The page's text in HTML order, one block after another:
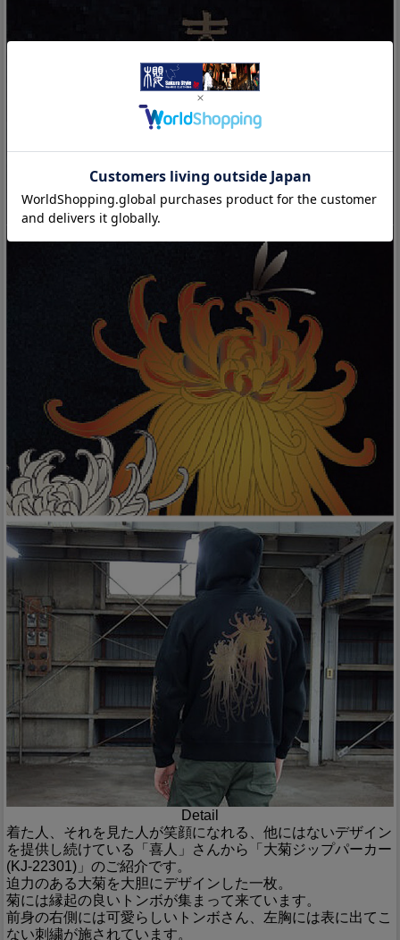
Detail
着た人、それを見た人が笑顔になれる、他にはないデザイン
を提供し続けている「喜人」さんから「大菊ジップパーカー
(KJ-22301)」のご紹介です。
迫力のある大菊を大胆にデザインした一枚。
菊には縁起の良いトンボが集まって来ています。
前身の右側には可愛らしいトンボさん、左胸には表に出てこ
ない刺繍が施されています。